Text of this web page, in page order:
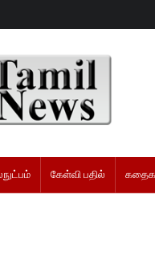
கேள்வி பதில்